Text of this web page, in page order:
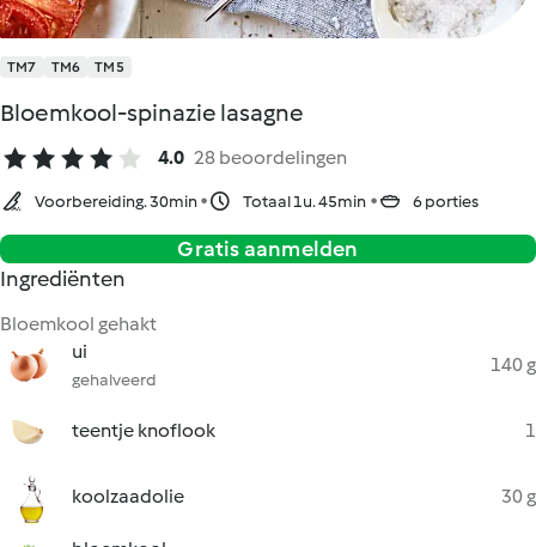
TM7 TM6 TM5
Bloemkool-spinazie lasagne
4.0 28 beoordelingen
Voorbereiding. 30min Totaal 1u. 45min 6 porties
Gratis aanmelden
Ingrediënten
Bloemkool gehakt
ui
gehalveerd
140 g
teentje knoflook 1
koolzaadolie 30 g